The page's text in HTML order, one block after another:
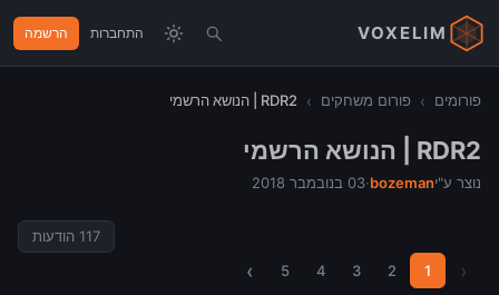
VOXELIM התחברות הרשמה
פורומים › פורום משחקים › RDR2 | הנושא הרשמי
RDR2 | הנושא הרשמי
נוצר ע"יbozeman
·03 בנובמבר 2018
117 הודעות
‹
1
2
3
4
5
›